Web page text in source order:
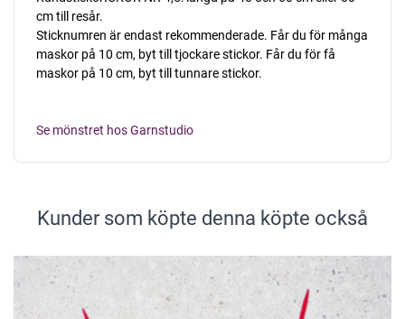
cm till resår.
Sticknumren är endast rekommenderade. Får du för många
maskor på 10 cm, byt till tjockare stickor. Får du för få
maskor på 10 cm, byt till tunnare stickor.
Se mönstret hos Garnstudio
Kunder som köpte denna köpte också